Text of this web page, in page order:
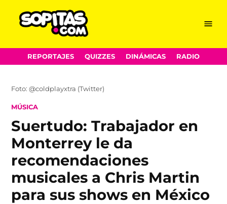
Skip
to
Menu
REPORTAJES QUIZZES DINÁMICAS RADIO
Foto: @coldplayxtra (Twitter)
POSTED
MÚSICA
Suertudo: Trabajador en
Monterrey le da
recomendaciones
musicales a Chris Martin
para sus shows en México